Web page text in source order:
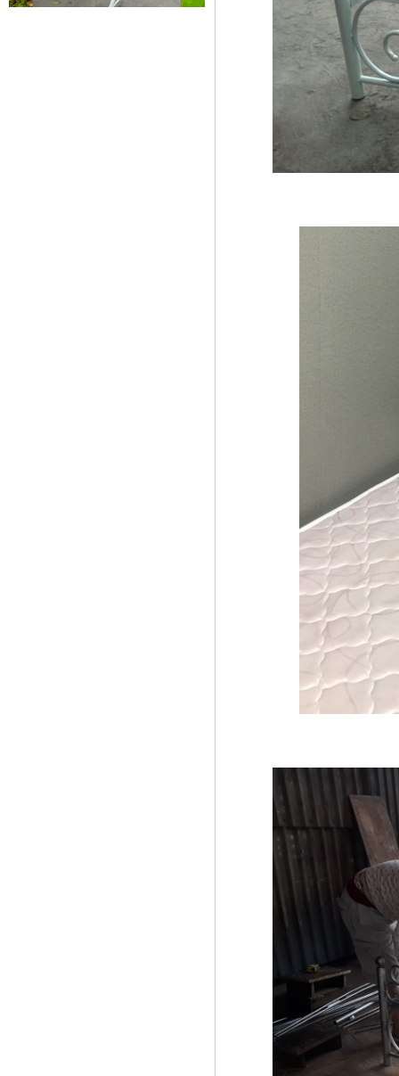
Dễ dàng vận chuyển, lắp đặt Kích